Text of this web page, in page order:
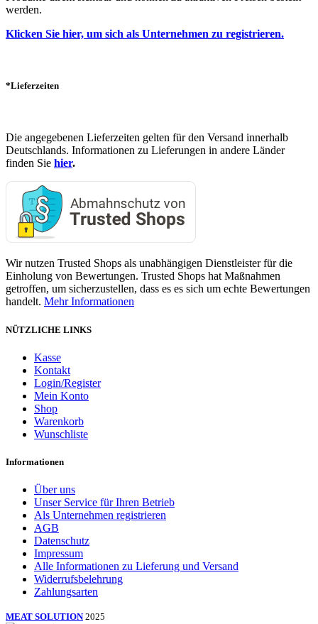
werden.
Klicken Sie hier, um sich als Unternehmen zu registrieren.
*Lieferzeiten
Die angegebenen Lieferzeiten gelten für den Versand innerhalb
Deutschlands. Informationen zu Lieferungen in andere Länder
finden Sie hier.
Wir nutzen Trusted Shops als unabhängigen Dienstleister für die
Einholung von Bewertungen. Trusted Shops hat Maßnahmen
getroffen, um sicherzustellen, dass es es sich um echte Bewertungen
handelt. Mehr Informationen
NÜTZLICHE LINKS
Kasse
Kontakt
Login/Register
Mein Konto
Shop
Warenkorb
Wunschliste
Informationen
Über uns
Unser Service für Ihren Betrieb
Als Unternehmen registrieren
AGB
Datenschutz
Impressum
Alle Informationen zu Lieferung und Versand
Widerrufsbelehrung
Zahlungsarten
MEAT SOLUTION 2025